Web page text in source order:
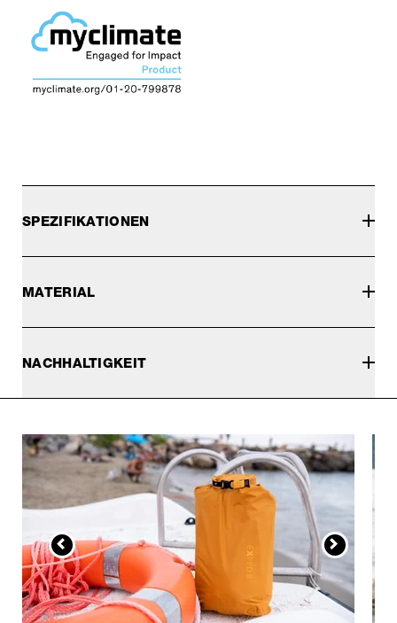
SPEZIFIKATIONEN
MATERIAL
NACHHALTIGKEIT